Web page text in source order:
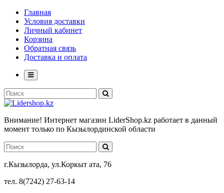
Главная
Условия доставки
Личный кабинет
Корзина
Обратная связь
Доставка и оплата
Внимание! Интернет магазин LiderShop.kz работает в данный
момент только по Кызылординской области
г.Кызылорда, ул.Коркыт ата, 76
тел. 8(7242) 27-63-14